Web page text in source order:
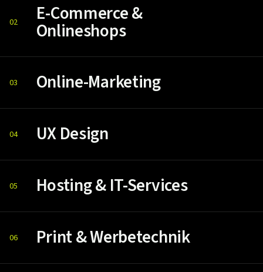
02 E-Commerce &
Onlineshops
03 Online-Marketing
04 UX Design
05 Hosting & IT-Services
06 Print & Werbetechnik